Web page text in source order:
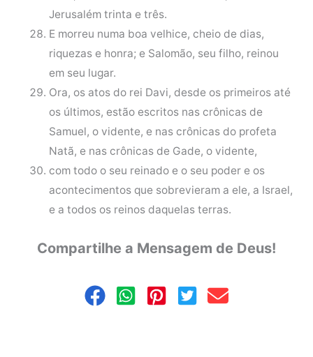
Jerusalém trinta e três.
E morreu numa boa velhice, cheio de dias,
riquezas e honra; e Salomão, seu filho, reinou
em seu lugar.
Ora, os atos do rei Davi, desde os primeiros até
os últimos, estão escritos nas crônicas de
Samuel, o vidente, e nas crônicas do profeta
Natã, e nas crônicas de Gade, o vidente,
com todo o seu reinado e o seu poder e os
acontecimentos que sobrevieram a ele, a Israel,
e a todos os reinos daquelas terras.
Compartilhe a Mensagem de Deus!